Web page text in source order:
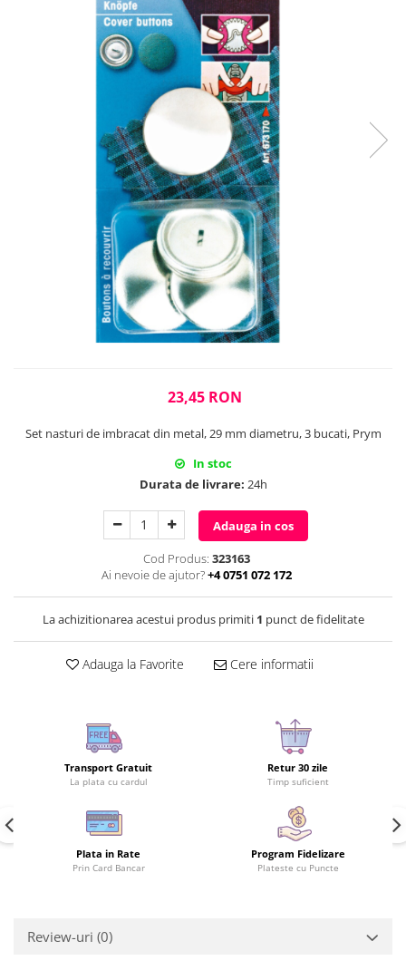
23,45 RON
Set nasturi de imbracat din metal, 29 mm diametru, 3 bucati, Prym
In stoc
Durata de livrare: 24h
Adauga in cos
Cod Produs: 323163
Ai nevoie de ajutor?+4 0751 072 172
La achizitionarea acestui produs primiti 1 punct de fidelitate
Adauga la Favorite Cere informatii
Transport Gratuit
La plata cu cardul
Retur 30 zile
Timp suficient
Plata in Rate
Prin Card Bancar
Program Fidelizare
Plateste cu Puncte
Review-uri (0)